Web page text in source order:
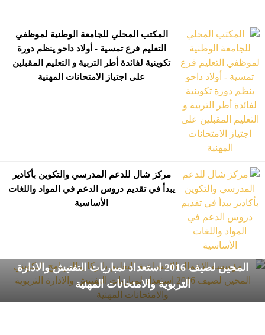
المكتب المحلي للجامعة الوطنية لموظفي
التعليم فرع تمسية - أولاد داحو ينظم دورة
تكوينية لفائدة أطر التربية و التعليم المقبلين
على اجتياز الامتحانات المهنية
مركز شال للدعم المدرسي والتكوين بأكادير
يبدأ في تقديم دروس الدعم في المواد واللغات
الأساسية
المحين لصيف 2016 استعداد لمباريات التفتيش والادارة
التربوية والامتحانات المهنية